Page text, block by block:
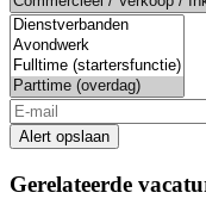
Alert opslaan
Gerelateerde